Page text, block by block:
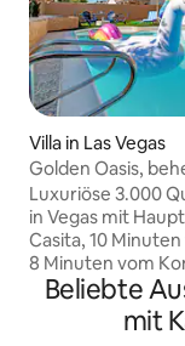
Villa in Las Vegas
Golden Oasis,
und 10 Minuten
Luxuriöse 3.000
in Vegas mit
Casita, 10
8 Minuten vom
entfernt.
Personen mit 5
Bädern.
Beliebte
mit